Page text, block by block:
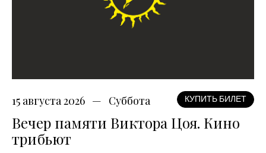
15 августа 2026 Суббота КУПИТЬ БИЛЕТ
Вечер памяти Виктора Цоя. Кино
трибьют